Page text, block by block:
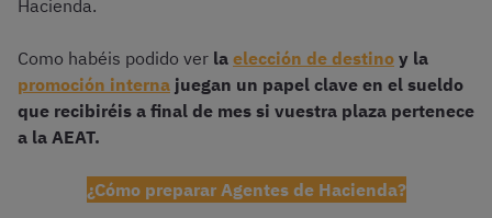
Hacienda.
Como habéis podido ver la elección de destino y la
promoción interna juegan un papel clave en el sueldo
que recibiréis a final de mes si vuestra plaza pertenece
a la AEAT.
¿Cómo preparar Agentes de Hacienda?